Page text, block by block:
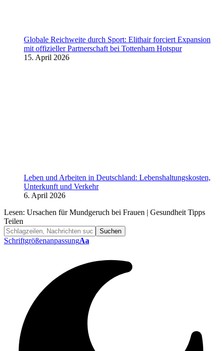
Globale Reichweite durch Sport: Elithair forciert Expansion
mit offizieller Partnerschaft bei Tottenham Hotspur
15. April 2026
Leben und Arbeiten in Deutschland: Lebenshaltungskosten,
Unterkunft und Verkehr
6. April 2026
Lesen: Ursachen für Mundgeruch bei Frauen | Gesundheit Tipps
Teilen
SchriftgrößenanpassungAa